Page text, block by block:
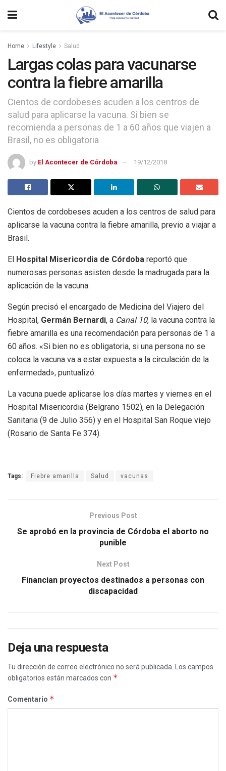
Home Lifestyle Salud
Largas colas para vacunarse
contra la fiebre amarilla
Cientos de cordobeses acuden a los centros de
salud para aplicarse la vacuna. Si bien se
recomienda a personas de 1 a 60 años que viajen a
Brasil, no es obligatoria
by El Acontecer de Córdoba 19/12/2018
Cientos de cordobeses acuden a los centros de salud para
aplicarse la vacuna contra la fiebre amarilla, previo a viajar a
Brasil.
El Hospital Misericordia de Córdoba reportó que
numerosas personas asisten desde la madrugada para la
aplicación de la vacuna.
Según precisó el encargado de Medicina del Viajero del
Hospital, Germán Bernardi, a Canal 10, la vacuna contra la
fiebre amarilla es una recomendación para personas de 1 a
60 años. «Si bien no es obligatoria, si una persona no se
coloca la vacuna va a estar expuesta a la circulación de la
enfermedad», puntualizó.
La vacuna puede aplicarse los días martes y viernes en el
Hospital Misericordia (Belgrano 1502), en la Delegación
Sanitaria (9 de Julio 356) y en el Hospital San Roque viejo
(Rosario de Santa Fe 374).
Tags: Fiebre amarilla Salud vacunas
Previous Post
Se aprobó en la provincia de Córdoba el aborto no
punible
Next Post
Financian proyectos destinados a personas con
discapacidad
Deja una respuesta
Tu dirección de correo electrónico no será publicada.
Los campos
obligatorios están marcados con *
Comentario *